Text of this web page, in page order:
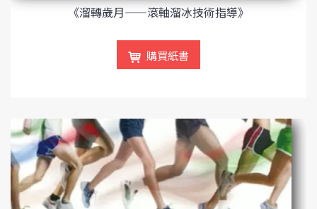
《溜轉歲月——滾軸溜冰技術指導》
購買紙書